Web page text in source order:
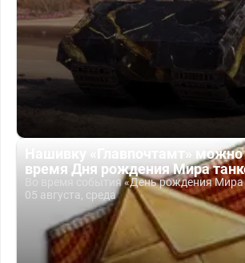
Нашивку «Главпочтамт» можно
время Дня рождения Мира
Во время события «День рождения Мира
05 августа, среда